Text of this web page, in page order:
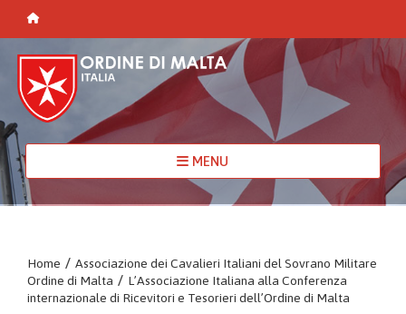
MENU
Home / Associazione dei Cavalieri Italiani del Sovrano Militare
Ordine di Malta / L’Associazione Italiana alla Conferenza
internazionale di Ricevitori e Tesorieri dell’Ordine di Malta